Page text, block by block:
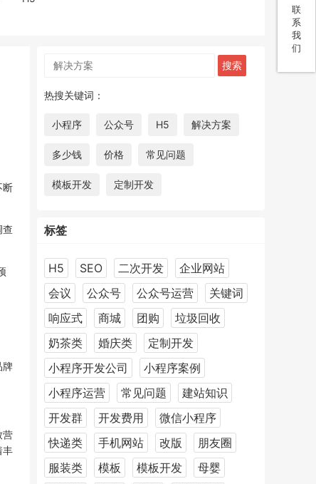
联
系
我
们
断
查
牌
营
丰
热搜关键词：
小程序 公众号 H5 解决方案
多少钱 价格 常见问题
模板开发 定制开发
标签
H5 SEO 二次开发
企业网站
会议
公众号 公众号运营
关键词
响应式
商城 团购
垃圾回收
奶茶类
婚庆类
定制开发
小程序开发公司
小程序案例
小程序运营
常见问题
建站知识
开发群
开发费用
微信小程序
快递类
手机网站 改版
朋友圈
服装类
模板 模板开发
母婴